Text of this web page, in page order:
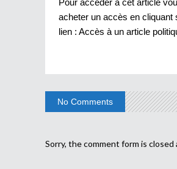
Pour accéder à cet article
acheter un accès en cliquant
lien : Accès à un article
No Comments
Sorry, the comment form is